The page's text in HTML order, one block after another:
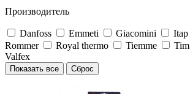
Производитель
Danfoss Emmeti Giacomini Itap
Rommer
Royal thermo Tiemme Tim
Valfex
Показать все Сброс